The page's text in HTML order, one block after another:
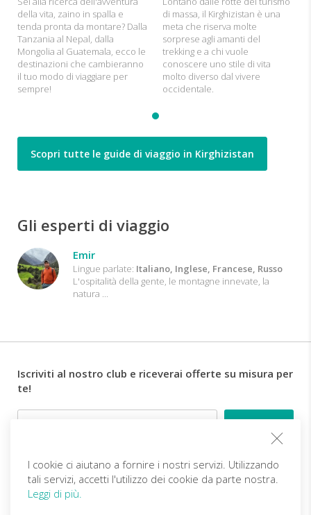
della vita, zaino in spalla e
tenda pronta da montare? Dalla
Tanzania al Nepal, dalla
Mongolia al Guatemala, ecco le
destinazioni che cambieranno
il tuo modo di viaggiare per
sempre!
di massa, il Kirghizistan è una
meta che riserva molte
sorprese agli amanti del
trekking e a chi vuole
conoscere uno stile di vita
molto diverso dal vivere
occidentale.
Scopri tutte le guide di viaggio in Kirghizistan
Gli esperti di viaggio
Emir
Lingue parlate: Italiano, Inglese, Francese, Russo
L'ospitalità della gente, le montagne innevate, la
natura ...
Iscriviti al nostro club e riceverai offerte su misura per
te!
Email
Follow us
I cookie ci aiutano a fornire i nostri servizi. Utilizzando
tali servizi, accetti l'utilizzo dei cookie da parte nostra.
Leggi di più.